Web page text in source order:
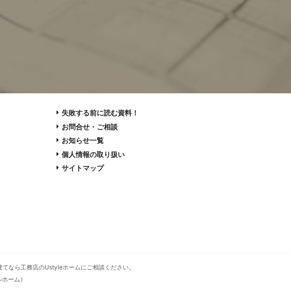
失敗する前に読む資料！
お問合せ・ご相談
お知らせ一覧
個人情報の取り扱い
サイトマップ
ーム）
てなら工務店のUstyleホームにご相談ください。